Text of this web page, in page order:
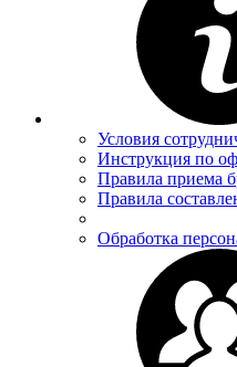
Условия
Инструкция по
Правила приема
Правила
Обработка